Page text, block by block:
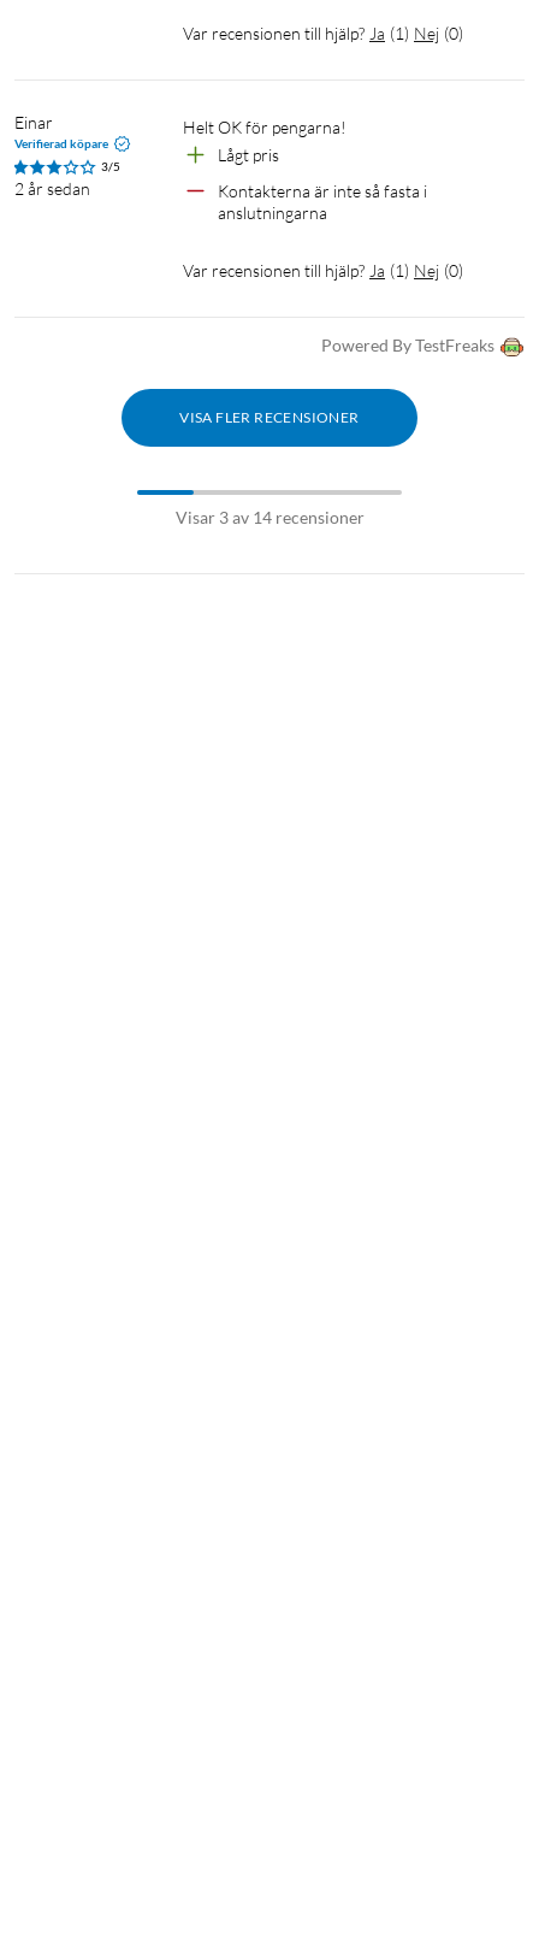
Var recensionen till hjälp? Ja (1) Nej (0)
Einar
Verifierad köpare
3/5
2 år sedan
Helt OK för pengarna!
Lågt pris
Kontakterna är inte så fasta i
anslutningarna
Var recensionen till hjälp? Ja (1) Nej (0)
Powered By TestFreaks
VISA FLER RECENSIONER
Visar 3 av 14 recensioner